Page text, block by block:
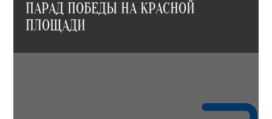
ПАРАД ПОБЕДЫ НА КРАСНОЙ
ПЛОЩАДИ